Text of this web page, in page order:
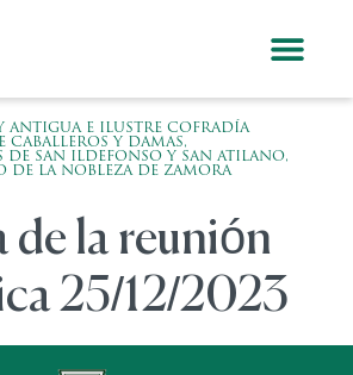
ANTIGUA E ILUSTRE COFRADÍA
CABALLEROS Y DAMAS,
DE SAN ILDEFONSO Y SAN ATILANO,
DE LA NOBLEZA DE ZAMORA
de la reunión
25/12/2023